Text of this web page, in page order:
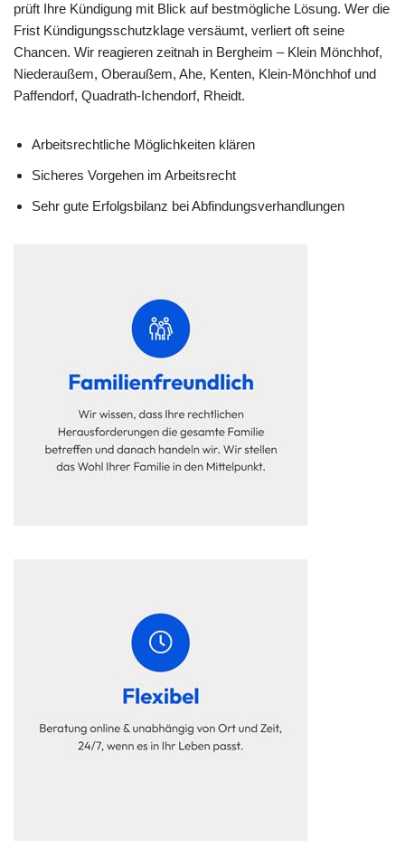
prüft Ihre Kündigung mit Blick auf bestmögliche Lösung. Wer die
Frist Kündigungsschutzklage versäumt, verliert oft seine
Chancen. Wir reagieren zeitnah in Bergheim – Klein Mönchhof,
Niederaußem, Oberaußem, Ahe, Kenten, Klein-Mönchhof und
Paffendorf, Quadrath-Ichendorf, Rheidt.
Arbeitsrechtliche Möglichkeiten klären
Sicheres Vorgehen im Arbeitsrecht
Sehr gute Erfolgsbilanz bei Abfindungsverhandlungen